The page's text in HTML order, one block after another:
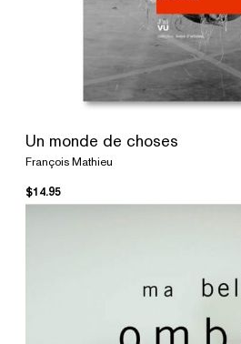
Un monde de choses
François Mathieu
$14.95